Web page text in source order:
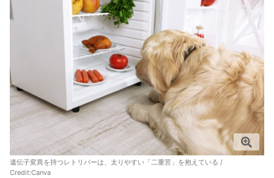
遺伝子変異を持つレトリバーは、太りやすい「二重苦」を抱えている /
Credit:Canva